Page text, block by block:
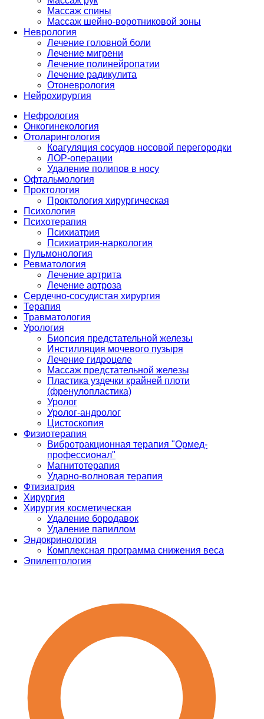
Массаж спины
Массаж шейно-воротниковой зоны
Неврология
Лечение головной боли
Лечение мигрени
Лечение полинейропатии
Лечение радикулита
Отоневрология
Нейрохирургия
Нефрология
Онкогинекология
Отоларингология
Коагуляция сосудов носовой перегородки
ЛОР-операции
Удаление полипов в носу
Офтальмология
Проктология
Проктология хирургическая
Психология
Психотерапия
Психиатрия
Психиатрия-наркология
Пульмонология
Ревматология
Лечение артрита
Лечение артроза
Сердечно-сосудистая хирургия
Терапия
Травматология
Урология
Биопсия предстательной железы
Инстилляция мочевого пузыря
Лечение гидроцеле
Массаж предстательной железы
Пластика уздечки крайней плоти
(френулопластика)
Уролог
Уролог-андролог
Цистоскопия
Физиотерапия
Вибротракционная терапия "Ормед-
профессионал"
Магнитотерапия
Ударно-волновая терапия
Фтизиатрия
Хирургия
Хирургия косметическая
Удаление бородавок
Удаление папиллом
Эндокринология
Комплексная программа снижения веса
Эпилептология